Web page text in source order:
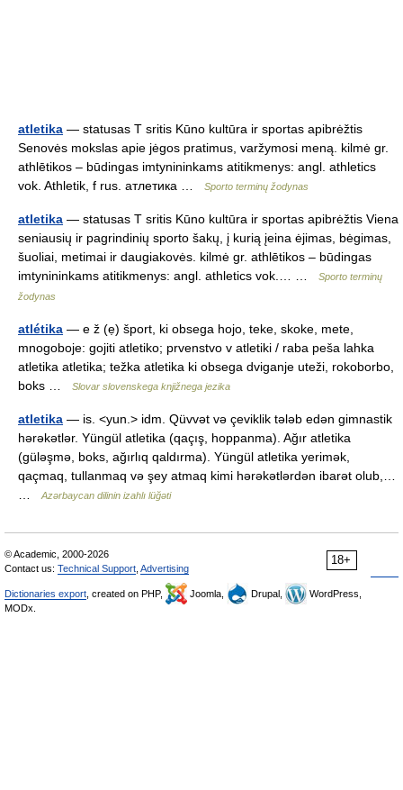
atletika — statusas T sritis Kūno kultūra ir sportas apibrėžtis
Senovės mokslas apie jėgos pratimus, varžymosi meną. kilmė gr.
athlētikos – būdingas imtynininkams atitikmenys: angl. athletics
vok. Athletik, f rus. атлетика …
Sporto terminų žodynas
atletika — statusas T sritis Kūno kultūra ir sportas apibrėžtis Viena
seniausių ir pagrindinių sporto šakų, į kurią įeina ėjimas, bėgimas,
šuoliai, metimai ir daugiakovės. kilmė gr. athlētikos – būdingas
imtynininkams atitikmenys: angl. athletics vok.… …
Sporto terminų
žodynas
atlétika — e ž (ẹ) šport, ki obsega hojo, teke, skoke, mete,
mnogoboje: gojiti atletiko; prvenstvo v atletiki / raba peša lahka
atletika atletika; težka atletika ki obsega dviganje uteži, rokoborbo,
boks …
Slovar slovenskega knjižnega jezika
atletika — is. <yun.> idm. Qüvvət və çeviklik tələb edən gimnastik
hərəkətlər. Yüngül atletika (qaçış, hoppanma). Ağır atletika
(güləşmə, boks, ağırlıq qaldırma). Yüngül atletika yerimək,
qaçmaq, tullanmaq və şey atmaq kimi hərəkətlərdən ibarət olub,…
Azərbaycan dilinin izahlı lüğəti
18+
© Academic, 2000-2026
Contact us: Technical Support Advertising
Dictionaries export , created on PHP, Joomla, Drupal,
WordPress,
MODx.